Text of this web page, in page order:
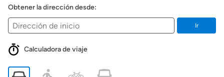
Obtener la dirección desde:
Ir
Calculadora de viaje